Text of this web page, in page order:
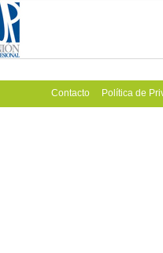
Contacto Política de